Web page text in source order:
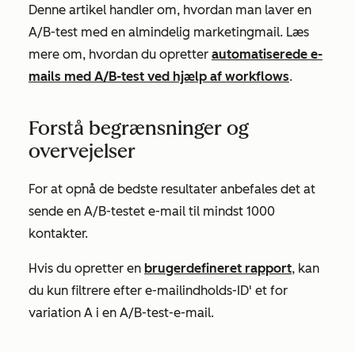
Denne artikel handler om, hvordan man laver en
A/B-test med en almindelig marketingmail. Læs
mere om, hvordan du opretter automatiserede e-
mails med A/B-test ved hjælp af workflows.
Forstå begrænsninger og
overvejelser
For at opnå de bedste resultater anbefales det at
sende en A/B-testet e-mail til mindst 1000
kontakter.
Hvis du opretter en brugerdefineret rapport, kan
du kun filtrere efter e-mailindholds-ID' et for
variation A i en A/B-test-e-mail.